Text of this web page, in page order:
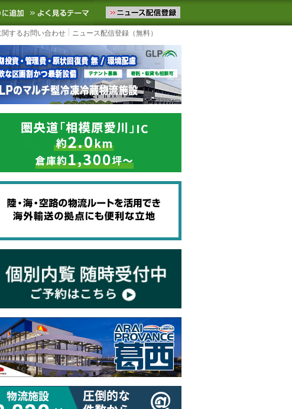
流ニュースをお届けします。物流ニュースメール配信を登録す
お気に入りに追加 よく見るテーマ
関するお問い合わせ ニュース配信登録（無料）